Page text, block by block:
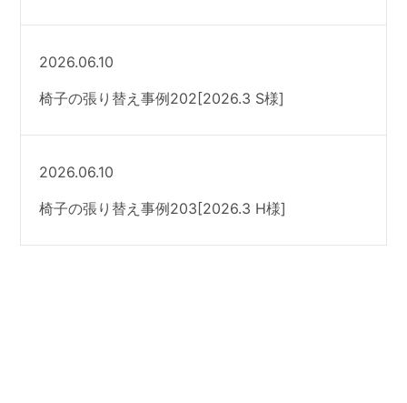
2026.06.10
椅子の張り替え事例202[2026.3 S様]
2026.06.10
椅子の張り替え事例203[2026.3 H様]